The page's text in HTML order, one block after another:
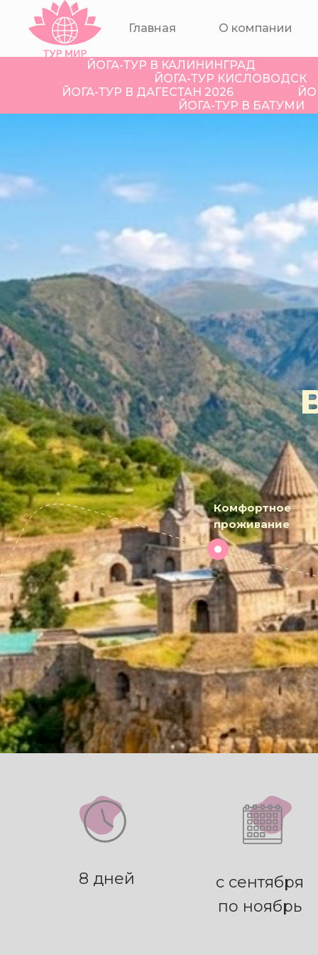
Главная О компании
ЙОГА-ТУР В КАЛИНИНГРАД
ЙОГА-ТУР КИСЛОВОДСК
ЙОГА-ТУР В ДАГЕСТАН 2026
ЙОГА-ТУР В БАТУМИ
Комфортное
проживание
8 дней
с сентября
по ноябрь